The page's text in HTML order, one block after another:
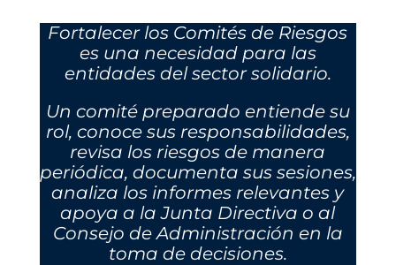
Fortalecer los Comités de Riesgos
es una necesidad para las
entidades del sector solidario.
Un comité preparado entiende su
rol, conoce sus responsabilidades,
revisa los riesgos de manera
periódica, documenta sus sesiones,
analiza los informes relevantes y
apoya a la Junta Directiva o al
Consejo de Administración en la
toma de decisiones.